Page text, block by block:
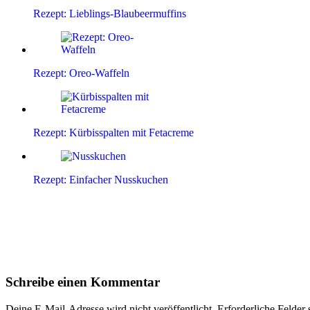
Rezept: Lieblings-Blaubeermuffins
Rezept: Oreo-Waffeln
Rezept: Kürbisspalten mit Fetacreme
Rezept: Einfacher Nusskuchen
Interaktionen
Schreibe einen Kommentar